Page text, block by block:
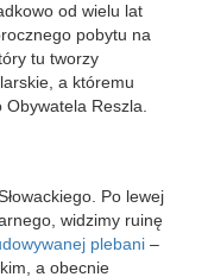
od wielu lat
pobytu na
tu tworzy
a któremu
Reszla.
Po lewej
widzimy ruinę
plebani –
a obecnie